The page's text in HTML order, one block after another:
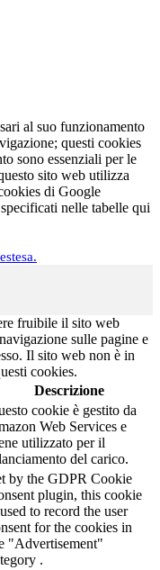
al suo funzionamento
questi cookies
sono essenziali per le
sito web utilizza
di Google
nelle tabelle qui
fruibile il sito web
sulle pagine e
Il sito web non è in
cookies.
Descrizione
cookie è gestito da
Web Services e
utilizzato per il
del carico.
by the GDPR Cookie
plugin, this cookie
to record the user
for the cookies in
"Advertisement"
.